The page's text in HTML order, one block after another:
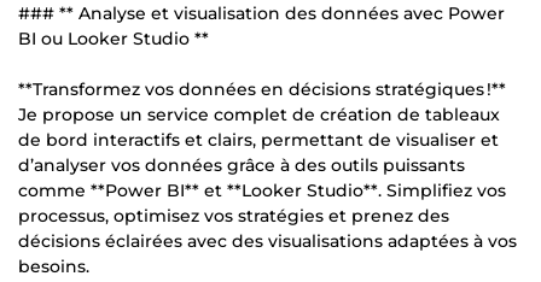
### ** Analyse et visualisation des données avec Power
BI ou Looker Studio **
**Transformez vos données en décisions stratégiques !**
Je propose un service complet de création de tableaux
de bord interactifs et clairs, permettant de visualiser et
d’analyser vos données grâce à des outils puissants
comme **Power BI** et **Looker Studio**. Simplifiez vos
processus, optimisez vos stratégies et prenez des
décisions éclairées avec des visualisations adaptées à vos
besoins.